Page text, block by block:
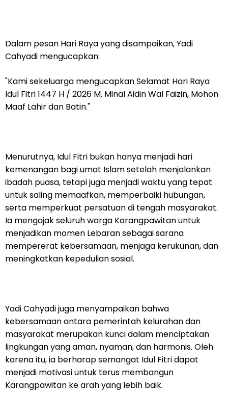
Dalam pesan Hari Raya yang disampaikan, Yadi
Cahyadi mengucapkan:
"Kami sekeluarga mengucapkan Selamat Hari Raya
Idul Fitri 1447 H / 2026 M. Minal Aidin Wal Faizin, Mohon
Maaf Lahir dan Batin."
Menurutnya, Idul Fitri bukan hanya menjadi hari
kemenangan bagi umat Islam setelah menjalankan
ibadah puasa, tetapi juga menjadi waktu yang tepat
untuk saling memaafkan, memperbaiki hubungan,
serta memperkuat persatuan di tengah masyarakat.
Ia mengajak seluruh warga Karangpawitan untuk
menjadikan momen Lebaran sebagai sarana
mempererat kebersamaan, menjaga kerukunan, dan
meningkatkan kepedulian sosial.
Yadi Cahyadi juga menyampaikan bahwa
kebersamaan antara pemerintah kelurahan dan
masyarakat merupakan kunci dalam menciptakan
lingkungan yang aman, nyaman, dan harmonis. Oleh
karena itu, ia berharap semangat Idul Fitri dapat
menjadi motivasi untuk terus membangun
Karangpawitan ke arah yang lebih baik.